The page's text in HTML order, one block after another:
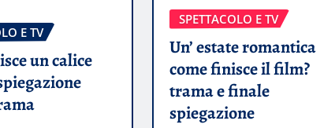
E TV
un calice
SPETTACOLO E TV
Un’ estate romantica
come finisce il film?
trama e finale
spiegazione